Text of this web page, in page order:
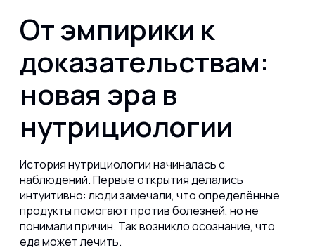
От эмпирики к
доказательствам:
новая эра в
нутрициологии
История нутрициологии начиналась с
наблюдений. Первые открытия делались
интуитивно: люди замечали, что определённые
продукты помогают против болезней, но не
понимали причин. Так возникло осознание, что
еда может лечить.